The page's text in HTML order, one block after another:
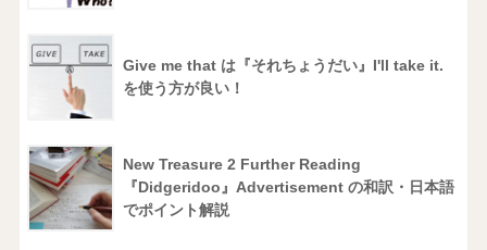
Give me that は『それちょうだい』I'll take it.
を使う方が良い！
New Treasure 2 Further Reading
『Didgeridoo』Advertisement の和訳・日本語
でポイント解説